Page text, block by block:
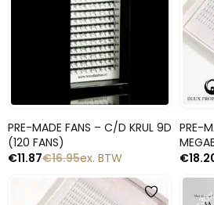
Snelle blik
PRE-MADE FANS – C/D KRUL 9D
(120 FANS)
€16.95
€11.87 ex. BTW
PRE-
€
-30% -